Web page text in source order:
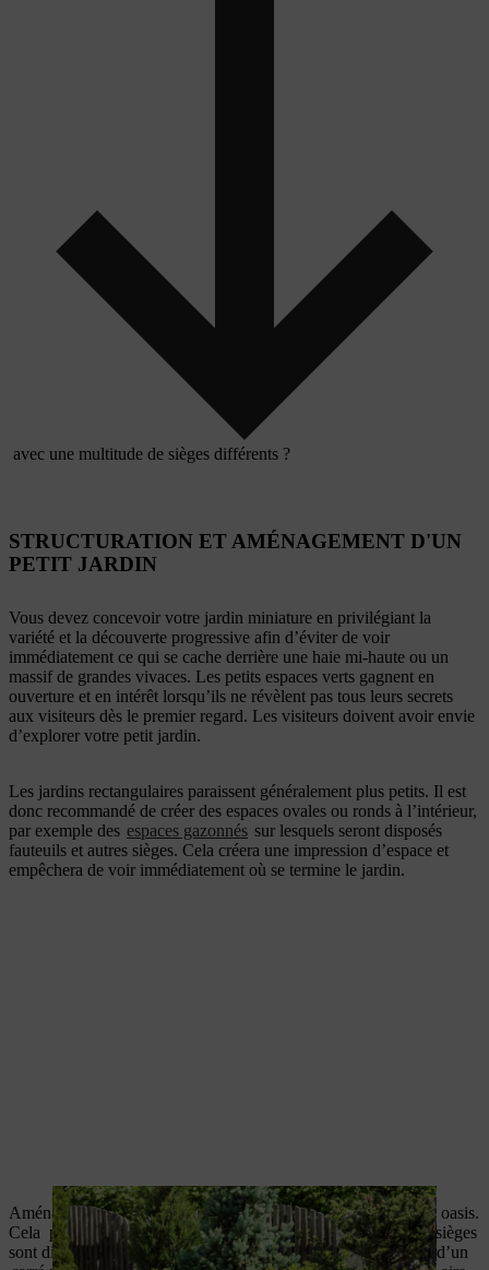
avec une multitude de sièges différents ?
STRUCTURATION ET AMÉNAGEMENT D'UN
PETIT JARDIN
Vous devez concevoir votre jardin miniature en privilégiant la
variété et la découverte progressive afin d’éviter de voir
immédiatement ce qui se cache derrière une haie mi-haute ou un
massif de grandes vivaces. Les petits espaces verts gagnent en
ouverture et en intérêt lorsqu’ils ne révèlent pas tous leurs secrets
aux visiteurs dès le premier regard. Les visiteurs doivent avoir envie
d’explorer votre petit jardin.
Les jardins rectangulaires paraissent généralement plus petits. Il est
donc recommandé de créer des espaces ovales ou ronds à l’intérieur,
par exemple des espaces gazonnés sur lesquels seront disposés
fauteuils et autres sièges. Cela créera une impression d’espace et
empêchera de voir immédiatement où se termine le jardin.
Aménager un petit jardin : créez des espaces individuels et des oasis.
Cela peut prendre la forme d’une zone couverte où différents sièges
sont disposés, d’un espace de détente avec une chaise longue, d’un